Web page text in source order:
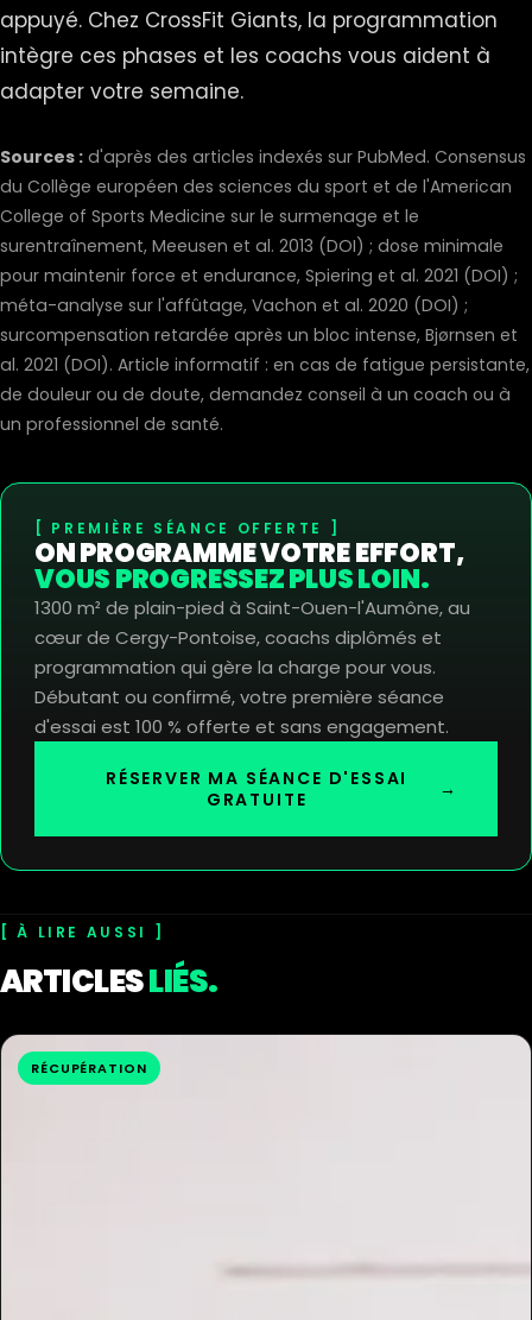
appuyé. Chez CrossFit Giants, la programmation
intègre ces phases et les coachs vous aident à
adapter votre semaine.
Sources : d'après des articles indexés sur PubMed. Consensus
du Collège européen des sciences du sport et de l'American
College of Sports Medicine sur le surmenage et le
surentraînement, Meeusen et al. 2013 (DOI) ; dose minimale
pour maintenir force et endurance, Spiering et al. 2021 (DOI) ;
méta-analyse sur l'affûtage, Vachon et al. 2020 (DOI) ;
surcompensation retardée après un bloc intense, Bjørnsen et
al. 2021 (DOI). Article informatif : en cas de fatigue persistante,
de douleur ou de doute, demandez conseil à un coach ou à
un professionnel de santé.
PREMIÈRE SÉANCE OFFERTE
ON PROGRAMME VOTRE EFFORT,
VOUS PROGRESSEZ PLUS LOIN.
1300 m² de plain-pied à Saint-Ouen-l'Aumône, au
cœur de Cergy-Pontoise, coachs diplômés et
programmation qui gère la charge pour vous.
Débutant ou confirmé, votre première séance
d'essai est 100 % offerte et sans engagement.
RÉSERVER MA SÉANCE D'ESSAI
GRATUITE
→
À LIRE AUSSI
ARTICLESLIÉS.
RÉCUPÉRATION